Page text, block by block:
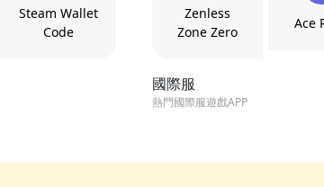
Steam Wallet
Code
Zenless
Zone Zero
Ace
國際服
熱門國際服遊戲APP